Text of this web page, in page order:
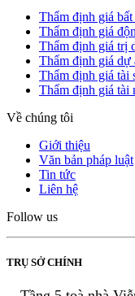
Thẩm định giá bất
Thẩm định giá
Thẩm định giá trị
Thẩm định giá dự
Thẩm định giá tài
Thẩm định giá tài
Về chúng tôi
Giới thiệu
Văn bản pháp luật
Tin tức
Liên hệ
Follow us
TRỤ SỞ CHÍNH